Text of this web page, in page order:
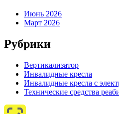
Июнь 2026
Март 2026
Рубрики
Вертикализатор
Инвалидные кресла
Инвалидные кресла с
Технические средства